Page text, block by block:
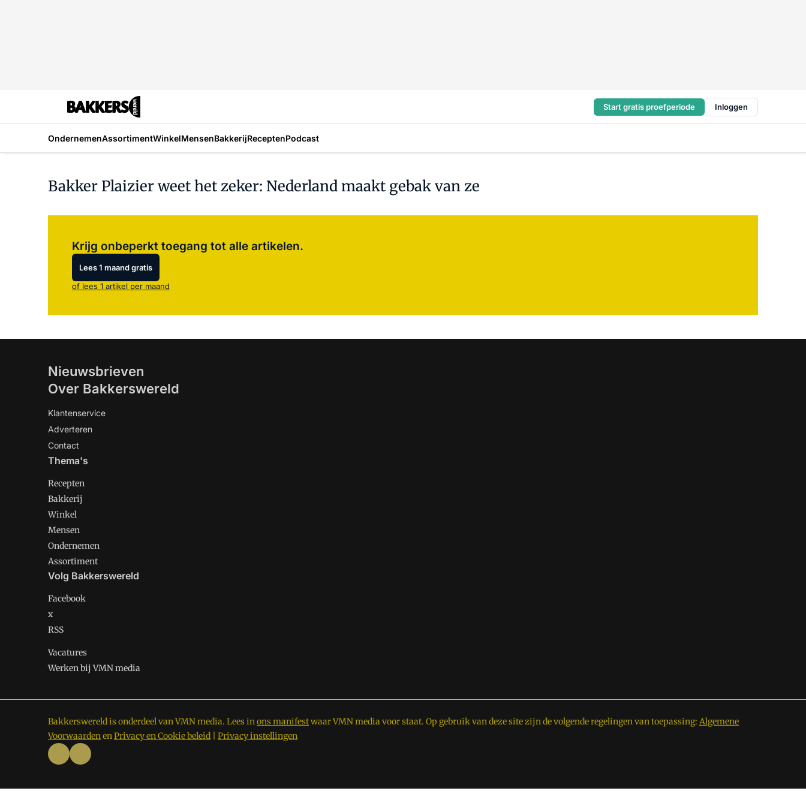
Start gratis proefperiode Inloggen
OndernemenAssortimentWinkelMensenBakkerijReceptenPodcast
Bakker Plaizier weet het zeker: Nederland maakt gebak van ze
Krijg onbeperkt toegang tot alle artikelen.
Lees 1 maand gratis
of lees 1 artikel per maand
Nieuwsbrieven
Over Bakkerswereld
Klantenservice
Adverteren
Contact
Thema's
Recepten
Bakkerij
Winkel
Mensen
Ondernemen
Assortiment
Volg Bakkerswereld
Facebook
x
RSS
Vacatures
Werken bij VMN media
Bakkerswereld is onderdeel van VMN media. Lees inons manifestwaar VMN media voor staat. Op gebruik van deze site zijn de volgende regelingen van toepassing: Algemene
VoorwaardenenPrivacy en Cookie beleid Privacy instellingen